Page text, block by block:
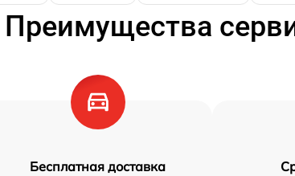
Преимущества
Бесплатная доставка